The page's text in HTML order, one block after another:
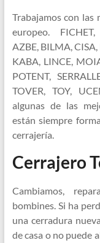
Trabajamos con las
europeo. FICHET,
AZBE, BILMA,
KABA, LINCE,
POTENT,
TOVER, TOY,
algunas de las
están siempre
cerrajería.
Cerrajero
Cambiamos,
bombines. Si ha
una cerradura
de casa o no puede